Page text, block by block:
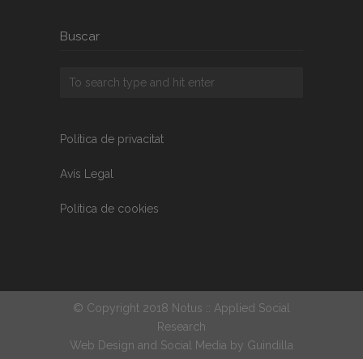
Buscar
Política de privacitat
Avís Legal
Política de cookies
© Copyright 2018 Notus :: Applied Social
Research
Web Design and Social Media by Guindilla